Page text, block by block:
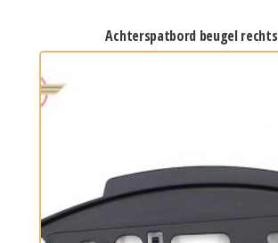
achterspatbord beugel rechts